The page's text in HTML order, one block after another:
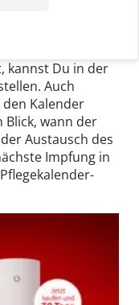
kannst Du in der
Auch
Kalender
Blick, wann der
Austausch des
Impfung in